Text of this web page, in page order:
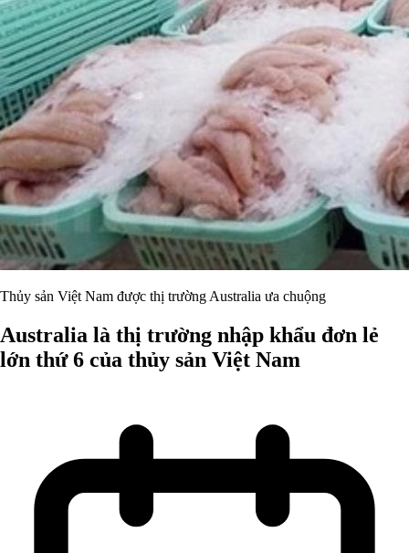
Thủy sản Việt Nam được thị trường Australia ưa chuộng
Australia là thị trường nhập khẩu đơn lẻ
lớn thứ 6 của thủy sản Việt Nam